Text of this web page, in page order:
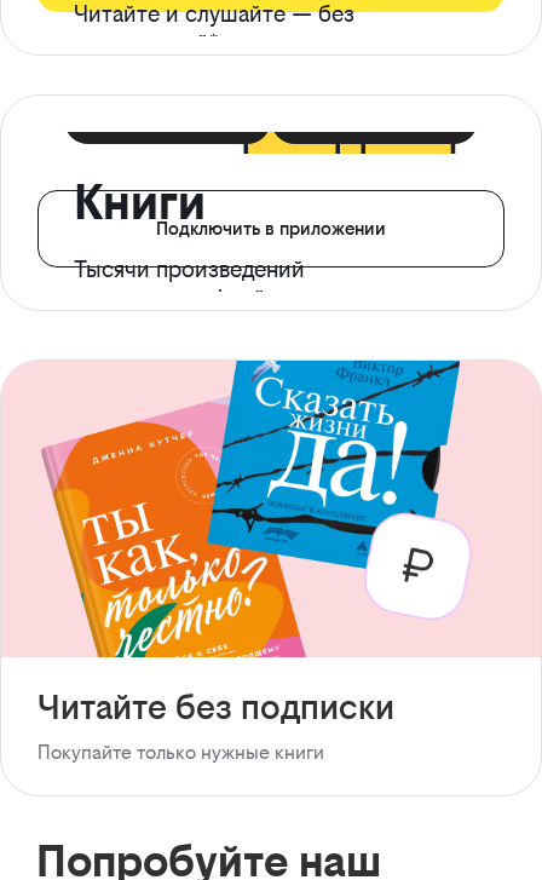
Читайте и слушайте — без
ограничений*
Книги
Тысячи произведений
с доступом офлайн
Подключить в приложении
Читайте без подписки
Покупайте только нужные книги
Попробуйте наш